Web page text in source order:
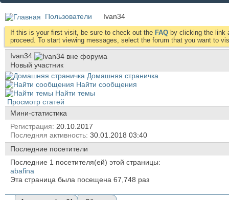
Пользователи Ivan34
If this is your first visit, be sure to check out the FAQ by clicking the link
proceed. To start viewing messages, select the forum that you want to
Ivan34
Новый участник
Домашняя страничка
Найти сообщения
Найти темы
Просмотр статей
Мини-статистика
Регистрация
20.10.2017
Последняя активность 30.01.2018 03:40
Последние посетители
Последние 1 посетителя(ей) этой страницы:
abafina
Эта страница была посещена 67,748 раз